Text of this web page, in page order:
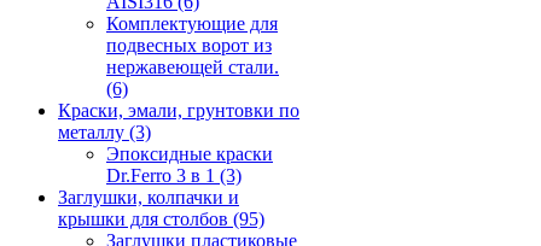
Комплектующие для
подвесных ворот из
нержавеющей стали.
(6)
Краски, эмали, грунтовки по
металлу (3)
Эпоксидные краски
Dr.Ferro 3 в 1 (3)
Заглушки, колпачки и
крышки для столбов (95)
Заглушки пластиковые